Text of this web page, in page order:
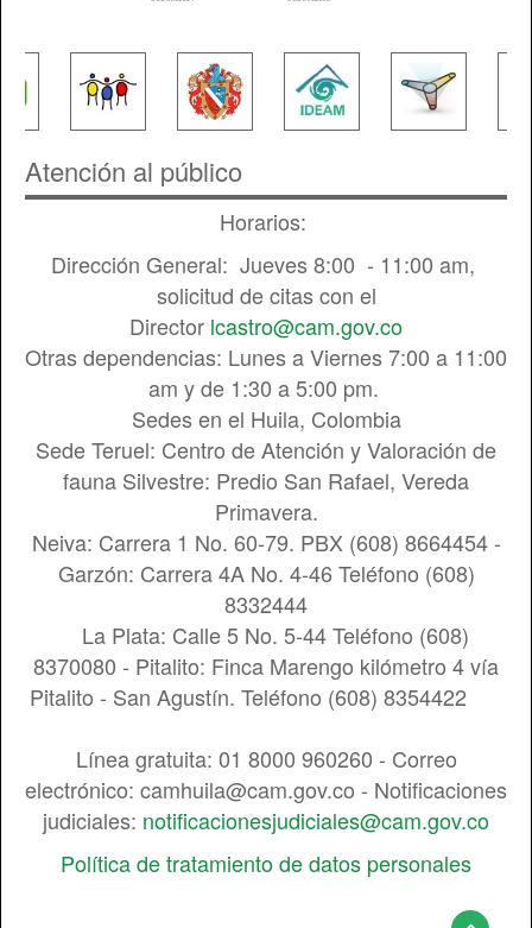
Atención al público
Horarios:
Dirección General: Jueves 8:00 - 11:00 am,
solicitud de citas con el
Director lcastro@cam.gov.co
Otras dependencias: Lunes a Viernes 7:00 a 11:00
am y de 1:30 a 5:00 pm.
Sedes en el Huila, Colombia
Sede Teruel: Centro de Atención y Valoración de
fauna Silvestre: Predio San Rafael, Vereda
Primavera.
Neiva: Carrera 1 No. 60-79. PBX (608) 8664454 -
Garzón: Carrera 4A No. 4-46 Teléfono (608)
8332444
La Plata: Calle 5 No. 5-44 Teléfono (608)
8370080 - Pitalito: Finca Marengo kilómetro 4 vía
Pitalito - San Agustín. Teléfono (608) 8354422
Línea gratuita: 01 8000 960260 - Correo
electrónico: camhuila@cam.gov.co - Notificaciones
judiciales: notificacionesjudiciales@cam.gov.co
Política de tratamiento de datos personales